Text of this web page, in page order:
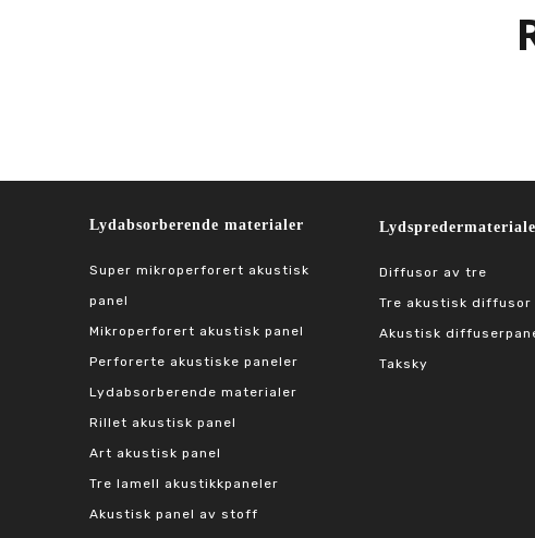
Lydabsorberende materialer
Super mikroperforert akustisk
panel
Mikroperforert akustisk panel
Perforerte akustiske paneler
Lydabsorberende materialer
Rillet akustisk panel
Art akustisk panel
Tre lamell akustikkpaneler
Akustisk panel av stoff
Lydspredermateriale
Diffusor av tre
Tre akustisk diffusor
Akustisk
Taksky